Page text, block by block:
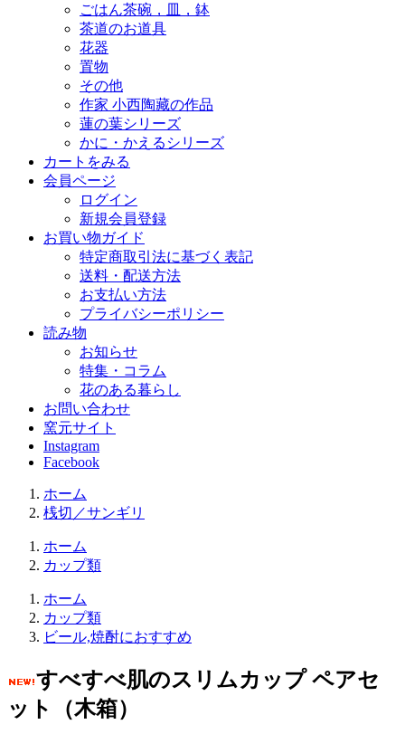
ごはん茶碗，皿，鉢
茶道のお道具
花器
置物
その他
作家 小西陶藏の作品
蓮の葉シリーズ
かに・かえるシリーズ
カートをみる
会員ページ
ログイン
新規会員登録
お買い物ガイド
特定商取引法に基づく表記
送料・配送方法
お支払い方法
プライバシーポリシー
読み物
お知らせ
特集・コラム
花のある暮らし
お問い合わせ
窯元サイト
Instagram
Facebook
ホーム
桟切／サンギリ
ホーム
カップ類
ホーム
カップ類
ビール,焼酎におすすめ
すべすべ肌のスリムカップ ペアセ
ット（木箱）